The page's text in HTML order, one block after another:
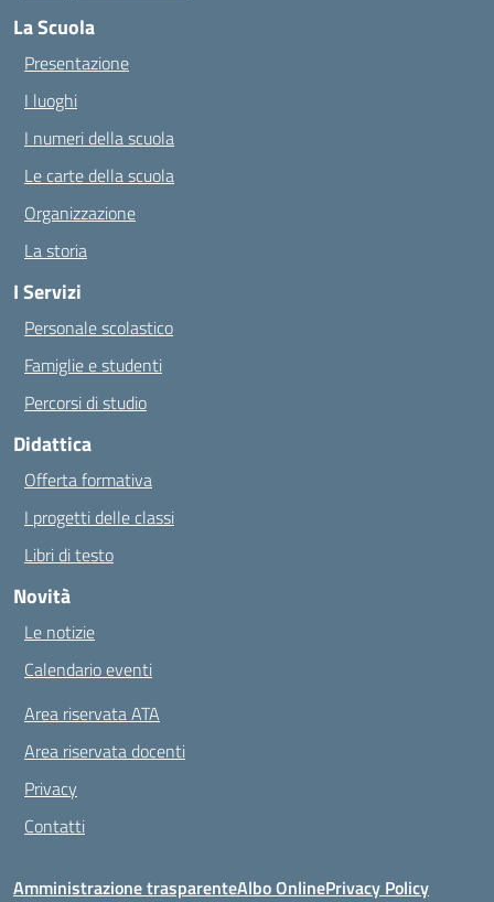
La Scuola
Presentazione
I luoghi
I numeri della scuola
Le carte della scuola
Organizzazione
La storia
I Servizi
Personale scolastico
Famiglie e studenti
Percorsi di studio
Didattica
Offerta formativa
I progetti delle classi
Libri di testo
Novità
Le notizie
Calendario eventi
Area riservata ATA
Area riservata docenti
Privacy
Contatti
Amministrazione trasparenteAlbo OnlinePrivacy Policy